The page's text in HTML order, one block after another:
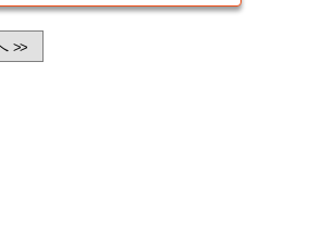
>>